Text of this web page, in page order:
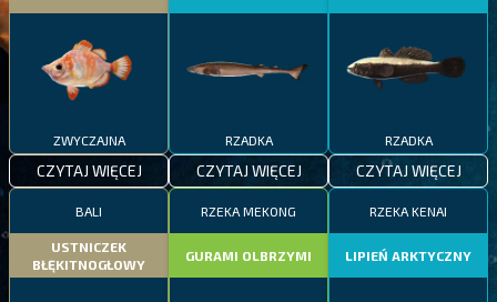
ZWYCZAJNA
CZYTAJ WIĘCEJ
RZADKA
CZYTAJ WIĘCEJ
RZADKA
CZYTAJ WIĘCEJ
BALI
USTNICZEK
BŁĘKITNOGŁOWY
RZEKA MEKONG
GURAMI OLBRZYMI
RZEKA KENAI
LIPIEŃ ARKTYCZNY